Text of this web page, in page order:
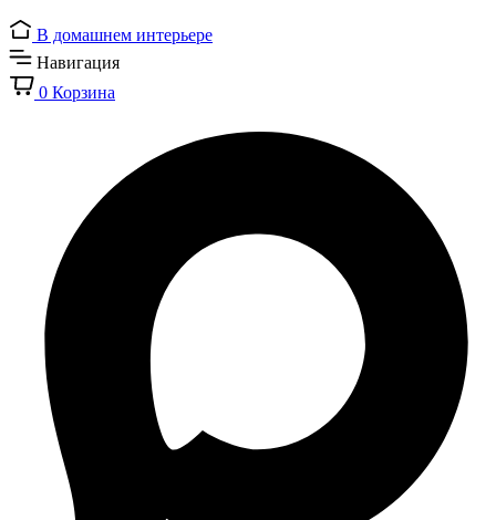
В домашнем интерьере
Навигация
0 Корзина